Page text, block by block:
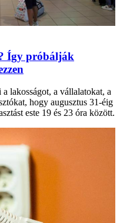
Így próbálják
lakosságot, a vállalatokat, a
hogy augusztus 31-éig
este 19 és 23 óra között.